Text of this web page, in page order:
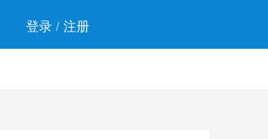
登录 / 注册